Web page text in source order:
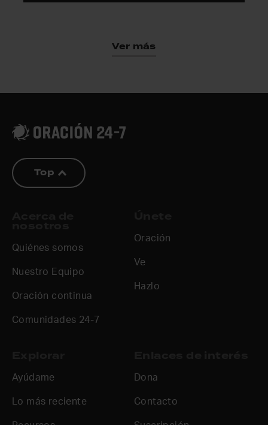
Ver más
Top
Quiénes somos
Nuestro Equipo
Oración continua
Comunidades 24-7
Oración
Ve
Hazlo
Ayúdame
Lo más reciente
Dona
Contacto